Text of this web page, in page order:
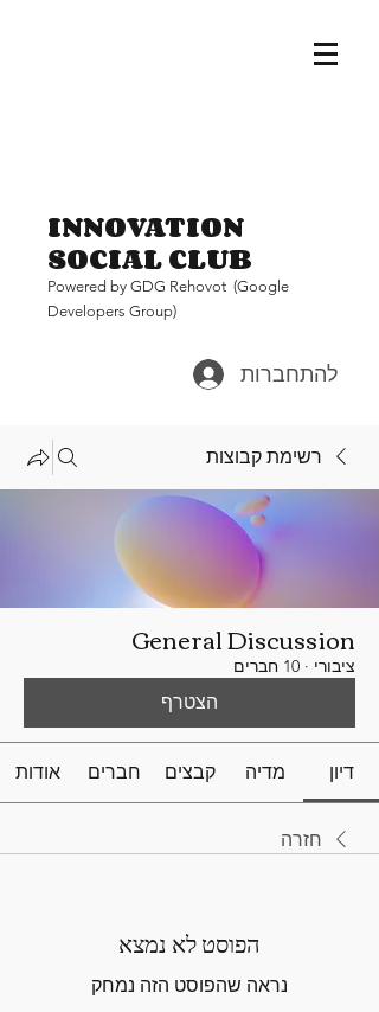
INNOVATION
SOCIAL CLUB
Powered by GDG Rehovot (Google
Developers Group)
להתחברות
רשימת קבוצות
General Discussion
ציבורי · 10 חברים
הצטרף
דיון מדיה קבצים חברים אודות
חזרה
הפוסט לא נמצא
נראה שהפוסט הזה נמחק